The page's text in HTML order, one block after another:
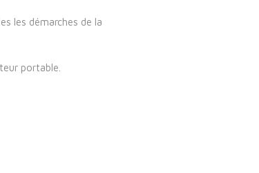
les démarches de la
portable.